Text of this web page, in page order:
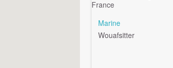
Marine
Wouafsitter